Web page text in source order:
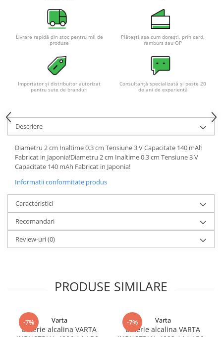
Pachete sisteme fotovoltaice
Statii de incarcare vehicule
Statii de incarcare
Cabluri de incarcare vehicule
electrice
Accesorii
Turbine eoliene pentru casă
Acumulatori VRLA AGM/GEL /
Tractiune / LiFePo4
6-12 V
Baterii si acumulatori AGM VRLA
de 6-12 V
Acumulatori Moto, ATV
GEL
Deep Cycle - Tractiune/Semi-
Marine & Caravan
Livrare rapidă din stoc pentru mii de
produse
Plătești așa cum dorești, prin card,
ramburs sau OP
Importator și distribuitor autorizat
pentru sute de branduri
Consultanță specializată și peste 20
de ani de experiență
Descriere
Diametru 2 cm Inaltime 0.3 cm Tensiune 3 V Capacitate 140 mAh
Fabricat in Japonia!Diametru 2 cm Inaltime 0.3 cm Tensiune 3 V
Capacitate 140 mAh Fabricat in Japonia!
Informatii conformitate produs
Caracteristici
Recomandari
Review-uri(0)
PRODUSE SIMILARE
-7% Varta
Baterie alcalina VARTA
-7% Varta
Baterie alcalina VARTA